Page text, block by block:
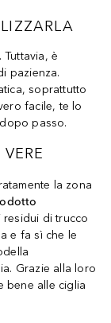
è
pazienza.
soprattutto
facile, te lo
passo.
la zona
residui di trucco
e fa sì che le
Grazie alla loro
bene alle ciglia